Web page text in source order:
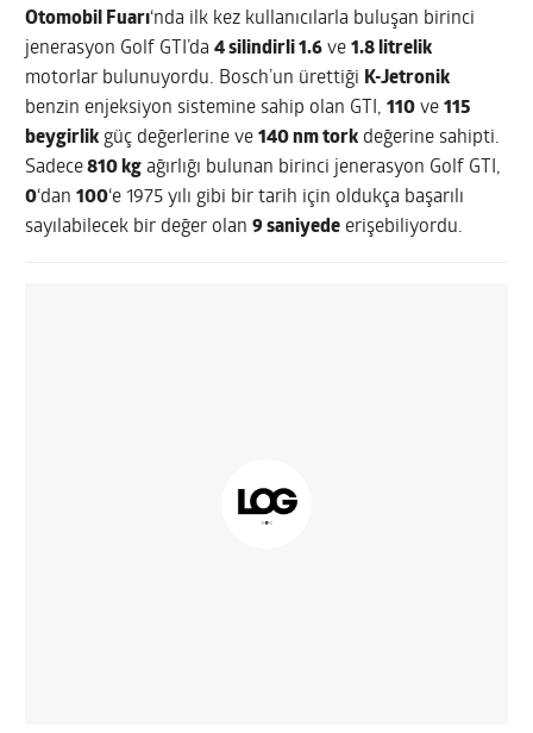
Otomobil Fuarı‘nda ilk kez kullanıcılarla buluşan birinci
jenerasyon Golf GTI’da4 silindirli 1.6 ve1.8 litrelik
motorlar bulunuyordu. Bosch’un ürettiği K-Jetronik
benzin enjeksiyon sistemine sahip olan GTI,110 ve115
beygirlik güç değerlerine ve140 nm tork değerine sahipti.
Sadece810 kg ağırlığı bulunan birinci jenerasyon Golf GTI,
0‘dan100‘e 1975 yılı gibi bir tarih için oldukça başarılı
sayılabilecek bir değer olan9 saniyede erişebiliyordu.